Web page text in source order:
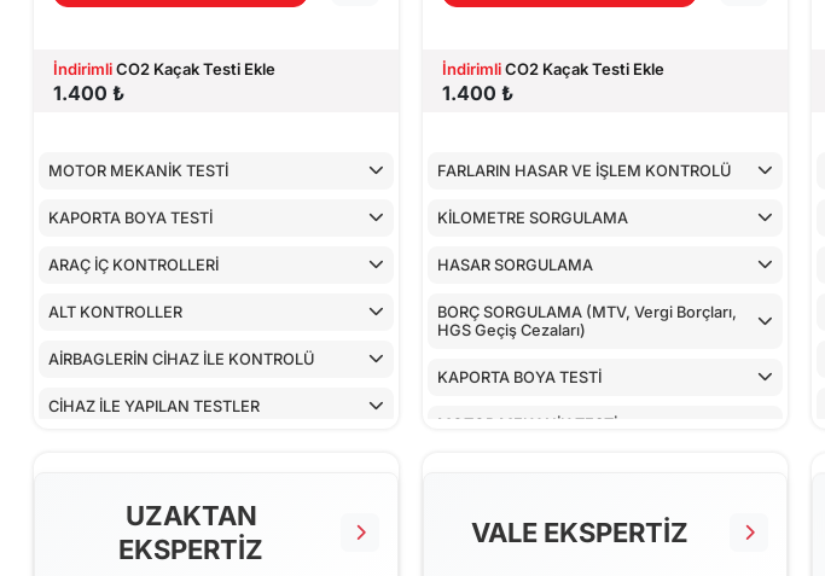
İndirimliCO2 Kaçak Testi Ekle
1.400 ₺
MOTOR MEKANİK TESTİ
KAPORTA BOYA TESTİ
ARAÇ İÇ KONTROLLERİ
ALT KONTROLLER
AİRBAGLERİN CİHAZ İLE KONTROLÜ
CİHAZ İLE YAPILAN TESTLER
İndirimliCO2 Kaçak Testi Ekle
1.400 ₺
FARLARIN HASAR VE İŞLEM KONTROLÜ
KİLOMETRE SORGULAMA
HASAR SORGULAMA
BORÇ SORGULAMA (MTV, Vergi Borçları,
HGS Geçiş Cezaları)
KAPORTA BOYA TESTİ
MOTOR MEKANİK TESTİ
UZAKTAN
EKSPERTİZ
VALE EKSPERTİZ